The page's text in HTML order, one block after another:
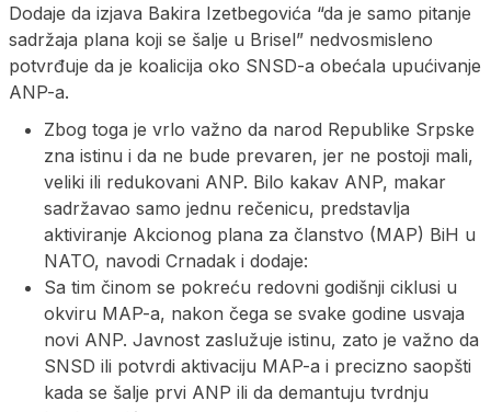
Dodaje da izjava Bakira Izetbegovića “da je samo pitanje
sadržaja plana koji se šalje u Brisel” nedvosmisleno
potvrđuje da je koalicija oko SNSD-a obećala upućivanje
ANP-a.
Zbog toga je vrlo važno da narod Republike Srpske
zna istinu i da ne bude prevaren, jer ne postoji mali,
veliki ili redukovani ANP. Bilo kakav ANP, makar
sadržavao samo jednu rečenicu, predstavlja
aktiviranje Akcionog plana za članstvo (MAP) BiH u
NATO, navodi Crnadak i dodaje:
Sa tim činom se pokreću redovni godišnji ciklusi u
okviru MAP-a, nakon čega se svake godine usvaja
novi ANP. Javnost zaslužuje istinu, zato je važno da
SNSD ili potvrdi aktivaciju MAP-a i precizno saopšti
kada se šalje prvi ANP ili da demantuju tvrdnju